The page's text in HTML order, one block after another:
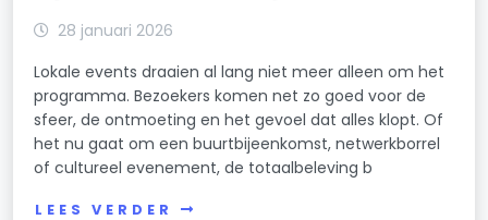
28 januari 2026
Lokale events draaien al lang niet meer alleen om het
programma. Bezoekers komen net zo goed voor de
sfeer, de ontmoeting en het gevoel dat alles klopt. Of
het nu gaat om een buurtbijeenkomst, netwerkborrel
of cultureel evenement, de totaalbeleving b
LEES VERDER